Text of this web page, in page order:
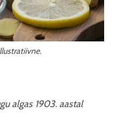
algas 1903. aastal